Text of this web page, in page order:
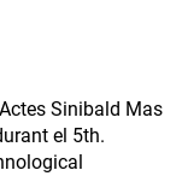
Sinibald Mas
el 5th.